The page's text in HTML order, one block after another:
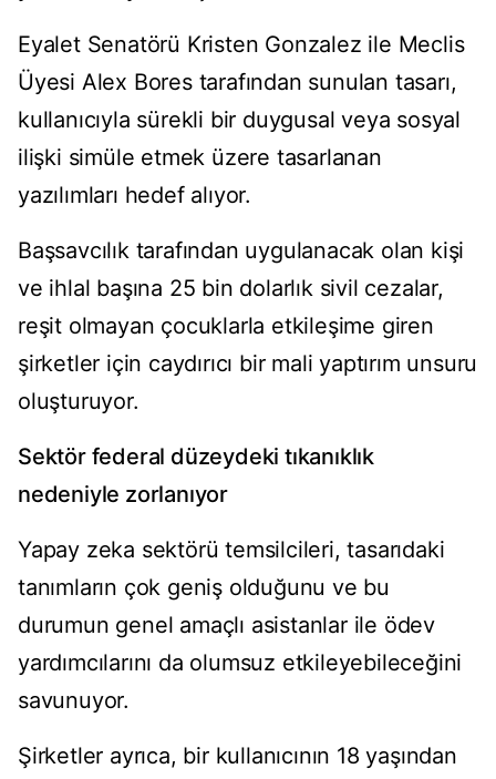
Eyalet Senatörü Kristen Gonzalez ile Meclis
Üyesi Alex Bores tarafından sunulan tasarı,
kullanıcıyla sürekli bir duygusal veya sosyal
ilişki simüle etmek üzere tasarlanan
yazılımları hedef alıyor.
Başsavcılık tarafından uygulanacak olan kişi
ve ihlal başına 25 bin dolarlık sivil cezalar,
reşit olmayan çocuklarla etkileşime giren
şirketler için caydırıcı bir mali yaptırım unsuru
oluşturuyor.
Sektör federal düzeydeki tıkanıklık
nedeniyle zorlanıyor
Yapay zeka sektörü temsilcileri, tasarıdaki
tanımların çok geniş olduğunu ve bu
durumun genel amaçlı asistanlar ile ödev
yardımcılarını da olumsuz etkileyebileceğini
savunuyor.
Şirketler ayrıca, bir kullanıcının 18 yaşından